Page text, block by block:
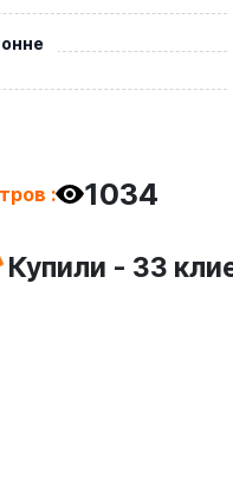
: 1034
Купили - 33